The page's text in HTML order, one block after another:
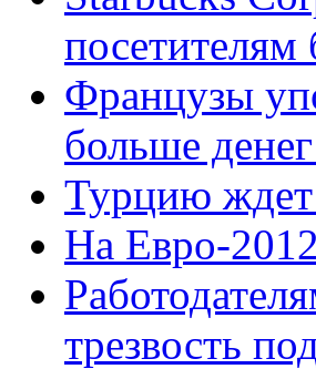
посетителям
Французы
больше
Турцию ждет
На Евро-
трезвость